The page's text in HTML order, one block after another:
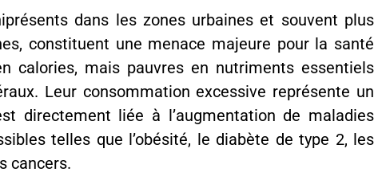
dans les zones urbaines et souvent plus
constituent une menace majeure pour la santé
calories, mais pauvres en nutriments essentiels
Leur consommation excessive représente un
directement liée à l’augmentation de maladies
telles que l’obésité, le diabète de type 2, les
cancers.